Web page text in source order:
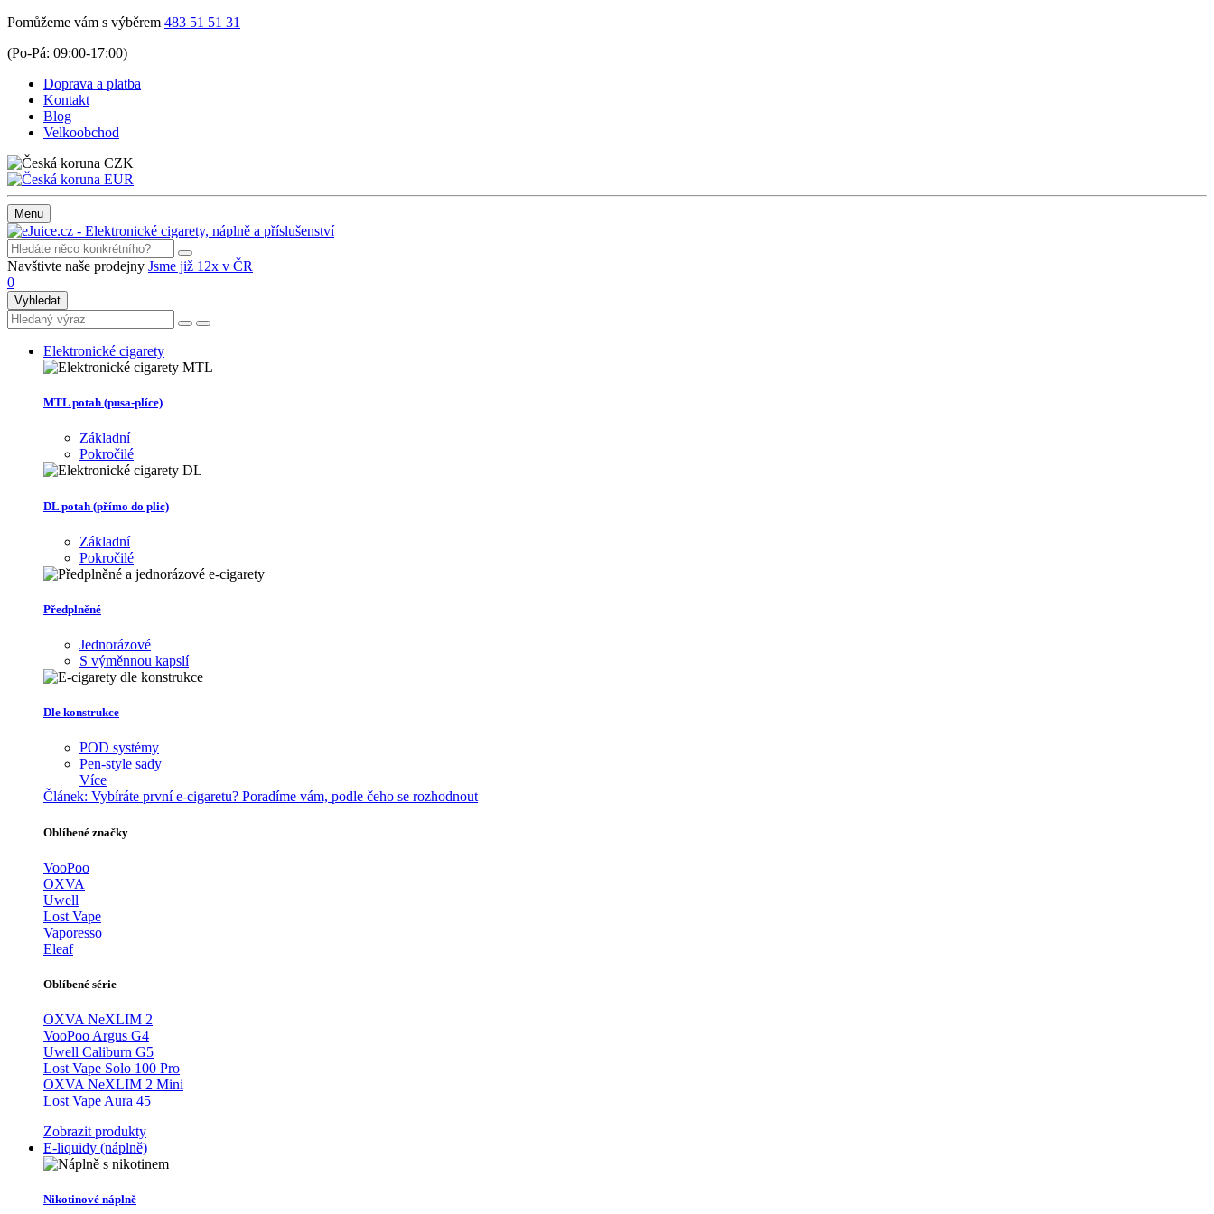
Pomůžeme vám s výběrem 483 51 51 31
(Po-Pá: 09:00-17:00)
Doprava a platba
Kontakt
Blog
Velkoobchod
CZK
EUR
Menu
Navštivte naše prodejny Jsme již 12x v ČR
0
Vyhledat
Elektronické cigarety
MTL potah (pusa-plíce)
Základní
Pokročilé
DL potah (přímo do plic)
Základní
Pokročilé
Předplněné
Jednorázové
S výměnnou kapslí
Dle konstrukce
POD systémy
Pen-style sady
Více
Článek: Vybíráte první e-cigaretu? Poradíme vám, podle čeho se rozhodnout
Oblíbené značky
VooPoo
OXVA
Uwell
Lost Vape
Vaporesso
Eleaf
Oblíbené série
OXVA NeXLIM 2
VooPoo Argus G4
Uwell Caliburn G5
Lost Vape Solo 100 Pro
OXVA NeXLIM 2 Mini
Lost Vape Aura 45
Zobrazit produkty
E-liquidy (náplně)
Nikotinové náplně